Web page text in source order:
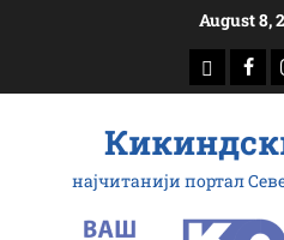
August 8,
најчитанији портал